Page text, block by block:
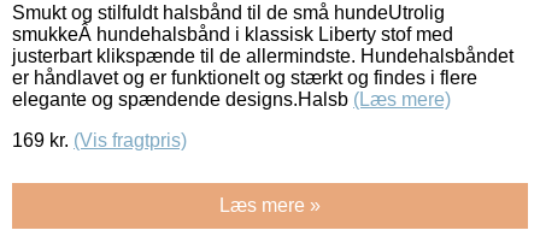
Smukt og stilfuldt halsbånd til de små hundeUtrolig
smukkeÂ hundehalsbånd i klassisk Liberty stof med
justerbart klikspænde til de allermindste. Hundehalsbåndet
er håndlavet og er funktionelt og stærkt og findes i flere
elegante og spændende designs.Halsb (Læs mere)
169 kr. (Vis fragtpris)
Læs mere »